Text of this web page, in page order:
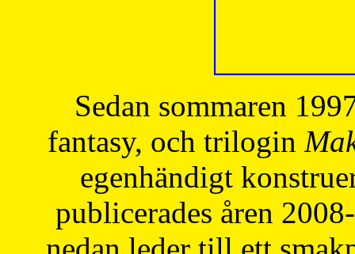
Sedan sommaren
fantasy, och trilogin
egenhändigt
publicerades åren